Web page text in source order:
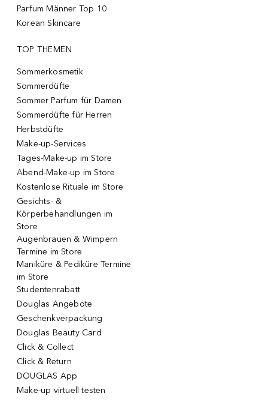
Parfum Männer Top 10
Korean Skincare
TOP THEMEN
Sommerkosmetik
Sommerdüfte
Sommer Parfum für Damen
Sommerdüfte für Herren
Herbstdüfte
Make-up-Services
Tages-Make-up im Store
Abend-Make-up im Store
Kostenlose Rituale im Store
Gesichts- &
Körperbehandlungen im
Store
Augenbrauen & Wimpern
Termine im Store
Maniküre & Pediküre Termine
im Store
Studentenrabatt
Douglas Angebote
Geschenkverpackung
Douglas Beauty Card
Click & Collect
Click & Return
DOUGLAS App
Make-up virtuell testen